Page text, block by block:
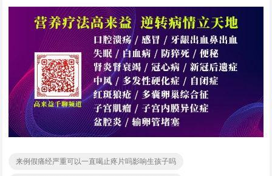
来例假痛经严重可以一直喝止疼片吗影响生孩子吗